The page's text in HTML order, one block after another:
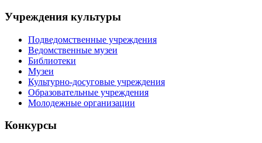
Учреждения культуры
Подведомственные учреждения
Ведомственные музеи
Библиотеки
Музеи
Культурно-досуговые учреждения
Образовательные учреждения
Молодежные организации
Конкурсы